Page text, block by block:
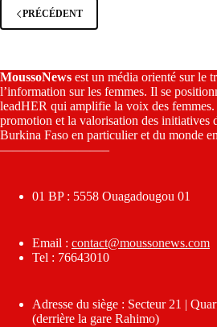
PRÉCÉDENT
MoussoNews est un média orienté sur le
l’information sur les femmes. Il se
leadHER qui amplifie la voix des
promotion et la valorisation des initiatives
Burkina Faso en particulier et du monde
————————–
01 BP : 5558 Ouagadougou 01
Email : contact@moussonews.com
Tel : 76643010
Adresse du siège : Secteur 21 |
(derrière la gare Rahimo)